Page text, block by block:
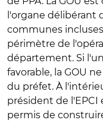
l'organe délibérant
communes
périmètre de
département. Si
favorable, la GOU
du préfet. À
président de
permis de